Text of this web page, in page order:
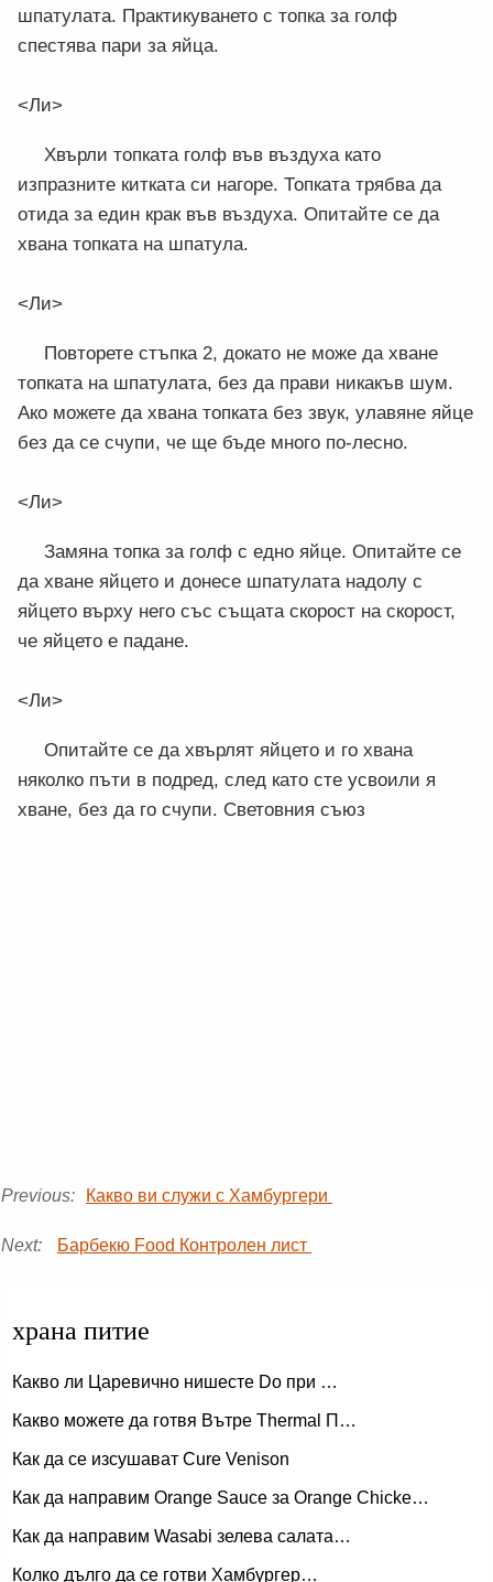
шпатулата. Практикуването с топка за голф
спестява пари за яйца.
<Ли>
Хвърли топката голф във въздуха като
изпразните китката си нагоре. Топката трябва да
отида за един крак във въздуха. Опитайте се да
хвана топката на шпатула.
<Ли>
Повторете стъпка 2, докато не може да хване
топката на шпатулата, без да прави никакъв шум.
Ако можете да хвана топката без звук, улавяне яйце
без да се счупи, че ще бъде много по-лесно.
<Ли>
Замяна топка за голф с едно яйце. Опитайте се
да хване яйцето и донесе шпатулата надолу с
яйцето върху него със същата скорост на скорост,
че яйцето е падане.
<Ли>
Опитайте се да хвърлят яйцето и го хвана
няколко пъти в подред, след като сте усвоили я
хване, без да го счупи. Световния съюз
Previous: Какво ви служи с Хамбургери
Next: Барбекю Food Контролен лист
храна питие
Какво ли Царевично нишесте Do при …
Какво можете да готвя Вътре Thermal П…
Как да се изсушават Cure Venison
Как да направим Orange Sauce за Orange Chicke…
Как да направим Wasabi зелева салата…
Колко дълго да се готви Хамбургер…